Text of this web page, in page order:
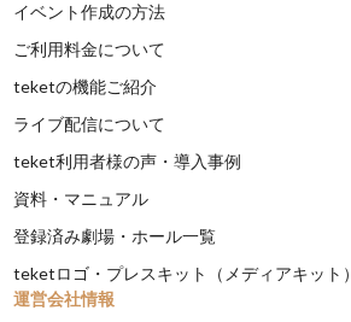
イベント作成の方法
ご利用料金について
teketの機能ご紹介
ライブ配信について
teket利用者様の声・導入事例
資料・マニュアル
登録済み劇場・ホール一覧
teketロゴ・プレスキット（メディアキット）
運営会社情報